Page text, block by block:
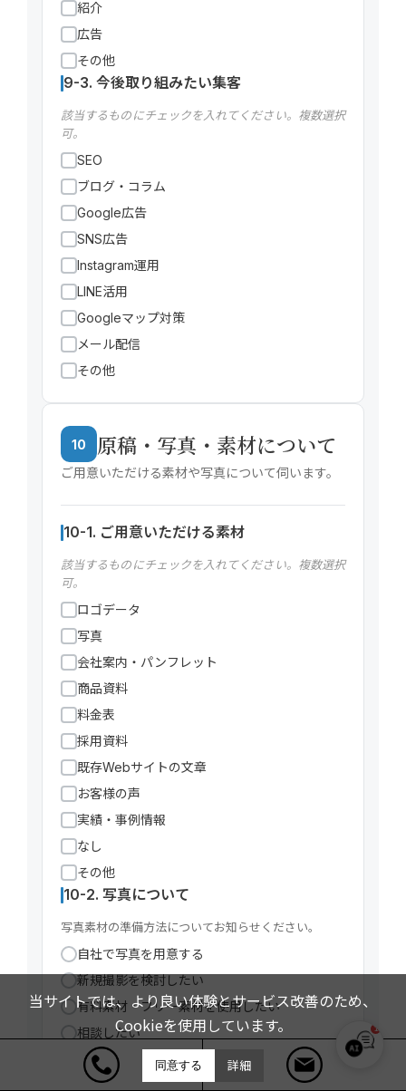
紹介
広告
その他
9-3. 今後取り組みたい集客
該当するものにチェックを入れてください。複数選択
可。
SEO
ブログ・コラム
Google広告
SNS広告
Instagram運用
LINE活用
Googleマップ対策
メール配信
その他
10 原稿・写真・素材について
ご用意いただける素材や写真について伺います。
10-1. ご用意いただける素材
該当するものにチェックを入れてください。複数選択
可。
ロゴデータ
写真
会社案内・パンフレット
商品資料
料金表
採用資料
既存Webサイトの文章
お客様の声
実績・事例情報
なし
その他
10-2. 写真について
写真素材の準備方法についてお知らせください。
自社で写真を用意する
新規撮影を検討したい
有料素材・フリー素材を使用したい
相談したい
10-3. 原稿について
Webサイトに掲載する文章の準備方法についてお知ら
THE4KIND サポート
オンライン｜お気軽にご相談ください
1
当サイトでは、より良い体験とサービス改善のため、
Cookieを使用しています。
同意する 詳細